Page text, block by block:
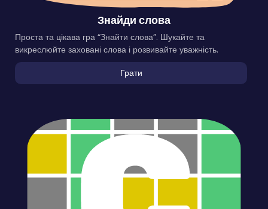
Знайди слова
Проста та цікава гра “Знайти слова”. Шукайте та
викреслюйте заховані слова і розвивайте уважність.
Грати